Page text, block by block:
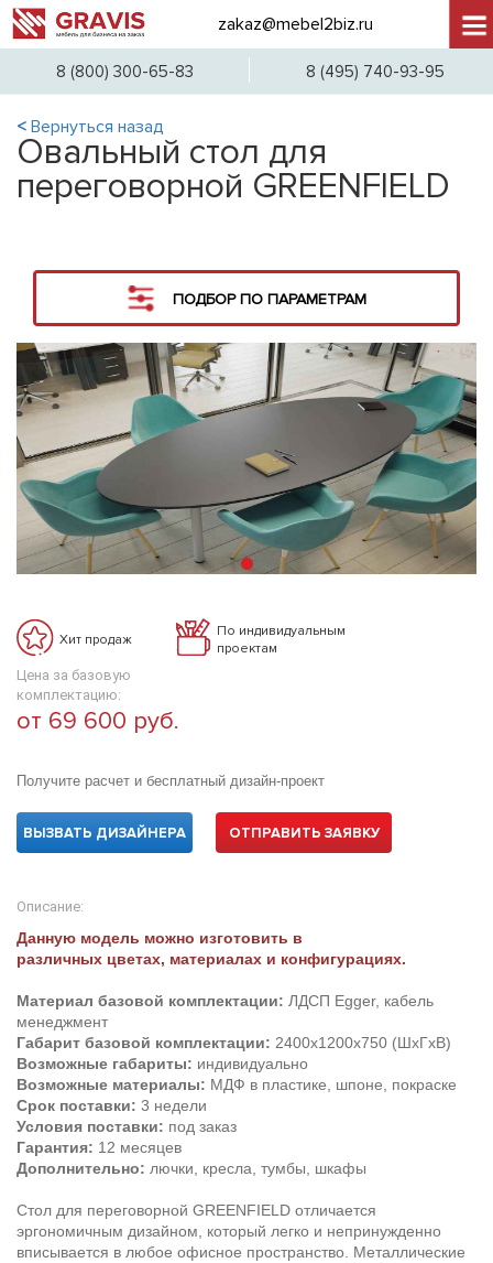
+7
zakaz@mebel2biz.ru
8 (800) 300-65-83 8 (495) 740-93-95
< Вернуться назад
Овальный стол для
переговорной GREENFIELD
ПОДБОР ПО ПАРАМЕТРАМ
Хит продаж
По индивидуальным
проектам
Цена за базовую
комплектацию:
от 69 600 руб.
Получите расчет и бесплатный дизайн-проект
ВЫЗВАТЬ ДИЗАЙНЕРА ОТПРАВИТЬ ЗАЯВКУ
Описание:
Данную модель можно изготовить в
различных цветах, материалах и конфигурациях.
Материал базовой комплектации: ЛДСП Egger, кабель
менеджмент
Габарит базовой комплектации: 2400х1200х750 (ШхГхВ)
Возможные габариты: индивидуально
Возможные материалы: МДФ в пластике, шпоне, покраске
Срок поставки: 3 недели
Условия поставки: под заказ
Гарантия: 12 месяцев
Дополнительно: лючки, кресла, тумбы, шкафы
Стол для переговорной GREENFIELD отличается
эргономичным дизайном, который легко и непринужденно
вписывается в любое офисное пространство. Металлические